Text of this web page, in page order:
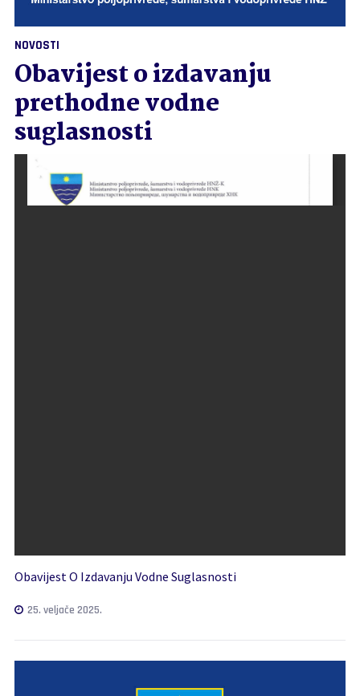
NOVOSTI
Obavijest o izdavanju
prethodne vodne
suglasnosti
Obavijest O Izdavanju Vodne Suglasnosti
25. veljače 2025.